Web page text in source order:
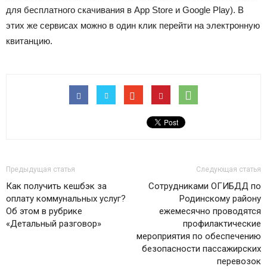
для бесплатного скачивания в App Store и Google Play). В
этих же сервисах можно в один клик перейти на электронную
квитанцию.
Предыдущая статья
Как получить кешбэк за
оплату коммунальных услуг?
Об этом в рубрике
«Детальный разговор»
Следующая статья
Сотрудниками ОГИБДД по
Родинскому району
ежемесячно проводятся
профилактические
мероприятия по обеспечению
безопасности пассажирских
перевозок